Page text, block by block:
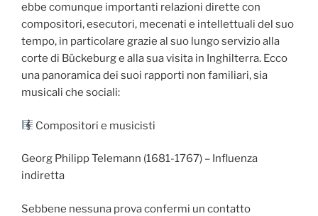
ebbe comunque importanti relazioni dirette con
compositori, esecutori, mecenati e intellettuali del suo
tempo, in particolare grazie al suo lungo servizio alla
corte di Bückeburg e alla sua visita in Inghilterra. Ecco
una panoramica dei suoi rapporti non familiari, sia
musicali che sociali:
Compositori e musicisti
Georg Philipp Telemann (1681-1767) – Influenza
indiretta
Sebbene nessuna prova confermi un contatto